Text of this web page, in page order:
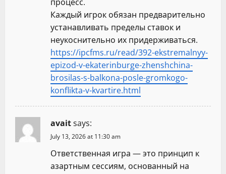
Каждый игрок обязан предварительно
устанавливать пределы ставок и
неукоснительно их придерживаться.
https://ipcfms.ru/read/392-ekstremalnyy-
epizod-v-ekaterinburge-zhenshchina-
brosilas-s-balkona-posle-gromkogo-
konflikta-v-kvartire.html
avaitsays:
July 13, 2026 at 11:30 am
Ответственная игра — это принцип к
азартным сессиям, основанный на